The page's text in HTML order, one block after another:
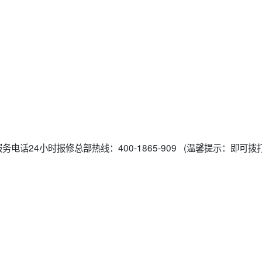
务电话24小时报修总部热线：400-1865-909 (温馨提示：即可拨